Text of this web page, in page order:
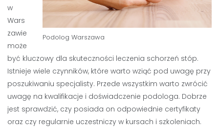
Podolog Warszawa
w
Wars
zawie
może
być kluczowy dla skuteczności leczenia schorzeń stóp.
Istnieje wiele czynników, które warto wziąć pod uwagę przy
poszukiwaniu specjalisty. Przede wszystkim warto zwrócić
uwagę na kwalifikacje i doświadczenie podologa. Dobrze
jest sprawdzić, czy posiada on odpowiednie certyfikaty
oraz czy regularnie uczestniczy w kursach i szkoleniach.